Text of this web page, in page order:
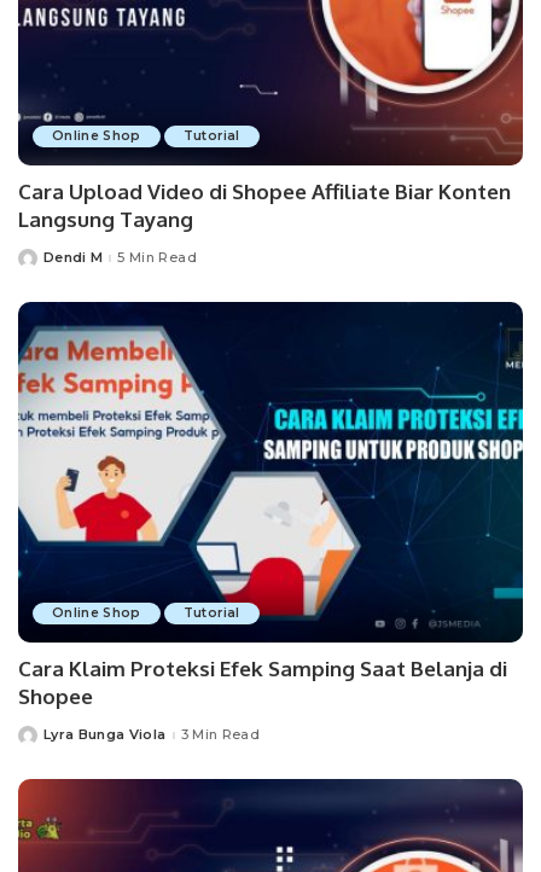
Online Shop Tutorial
Cara Upload Video di Shopee Affiliate Biar Konten
Langsung Tayang
PostedDendi M 5 Min Read
Online Shop Tutorial
Cara Klaim Proteksi Efek Samping Saat Belanja di
Shopee
PostedLyra Bunga Viola 3 Min Read